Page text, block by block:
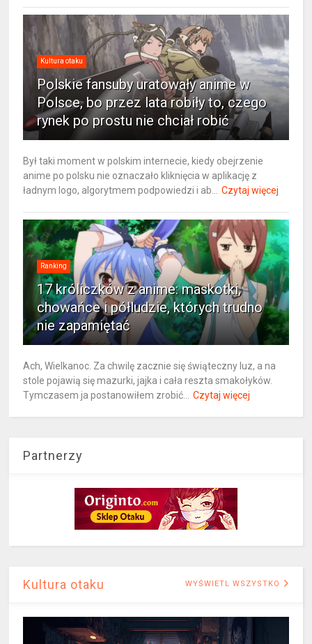
Kultura otaku
Polskie fansuby uratowały anime w
Polsce, bo przez lata robiły to, czego
rynek po prostu nie chciał robić
Był taki moment w polskim internecie, kiedy obejrzenie
anime po polsku nie oznaczało kliknięcia w aplikację z
ładnym logo, algorytmem podpowiedzi i ab...
Czytaj więcej
Ranking
17 króliczków z anime: maskotki,
chowańce i półludzie, których trudno
nie zapamiętać
Ach, Wielkanoc. Za chwilę zacznie się świąteczny luz, a na
stole pojawią się mazurki, jajka i cała reszta smakołyków.
Tymczasem ja postanowiłem zrobić...
Czytaj więcej
Partnerzy
Kultura otaku WYŚWIETL WSZYSTKO